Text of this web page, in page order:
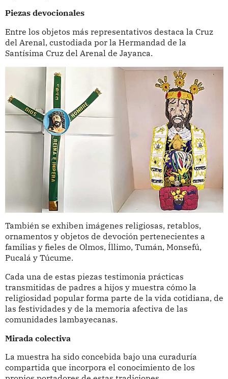
Piezas devocionales
Entre los objetos más representativos destaca la Cruz
del Arenal, custodiada por la Hermandad de la
Santísima Cruz del Arenal de Jayanca.
También se exhiben imágenes religiosas, retablos,
ornamentos y objetos de devoción pertenecientes a
familias y fieles de Olmos, Íllimo, Tumán, Monsefú,
Pucalá y Túcume.
Cada una de estas piezas testimonia prácticas
transmitidas de padres a hijos y muestra cómo la
religiosidad popular forma parte de la vida cotidiana, de
las festividades y de la memoria afectiva de las
comunidades lambayecanas.
Mirada colectiva
La muestra ha sido concebida bajo una curaduría
compartida que incorpora el conocimiento de los